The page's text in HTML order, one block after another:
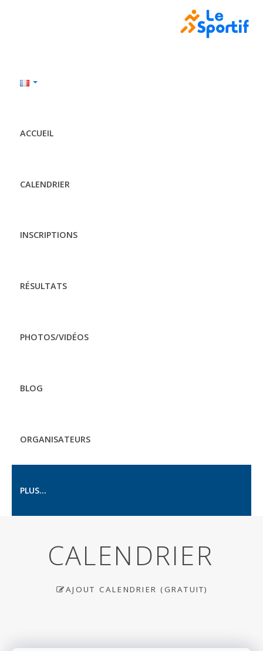
ACCUEIL
CALENDRIER
INSCRIPTIONS
RÉSULTATS
PHOTOS/VIDÉOS
BLOG
ORGANISATEURS
PLUS...
CALENDRIER
AJOUT CALENDRIER (GRATUIT)